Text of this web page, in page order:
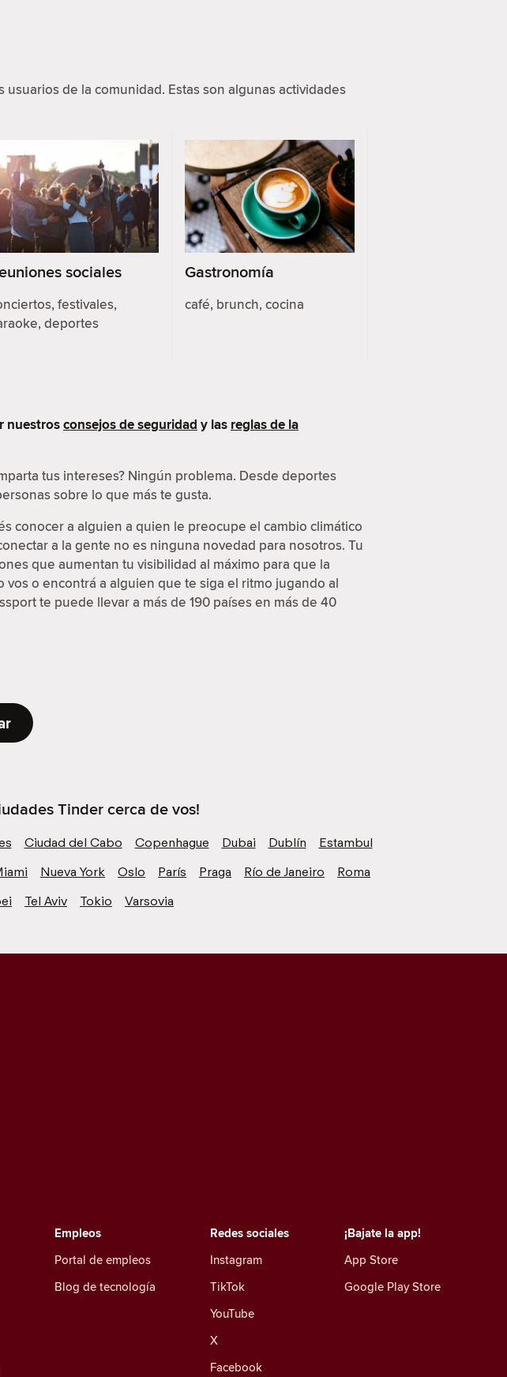
de la comunidad. Estas son algunas actividades
sociales
festivales,
deportes
Gastronomía
café, brunch, cocina
nuestrosconsejos de seguridad y las reglas de la
tus intereses? Ningún problema. Desde deportes
sobre lo que más te gusta.
conocer a alguien a quien le preocupe el cambio climático
a la gente no es ninguna novedad para nosotros. Tu
que aumentan tu visibilidad al máximo para que la
o encontrá a alguien que te siga el ritmo jugando al
te puede llevar a más de 190 países en más de 40
Tinder cerca de vos!
Ciudad del Cabo Copenhague Dubai Dublín
Estambul
Nueva York Oslo París Praga Río de Janeiro
Roma
Tel Aviv Tokio Varsovia
Redes sociales
Instagram
TikTok
YouTube
X
Facebook
Empleos
Portal de empleos
Blog de tecnología
¡Bajate la app!
App Store
Google Play Store